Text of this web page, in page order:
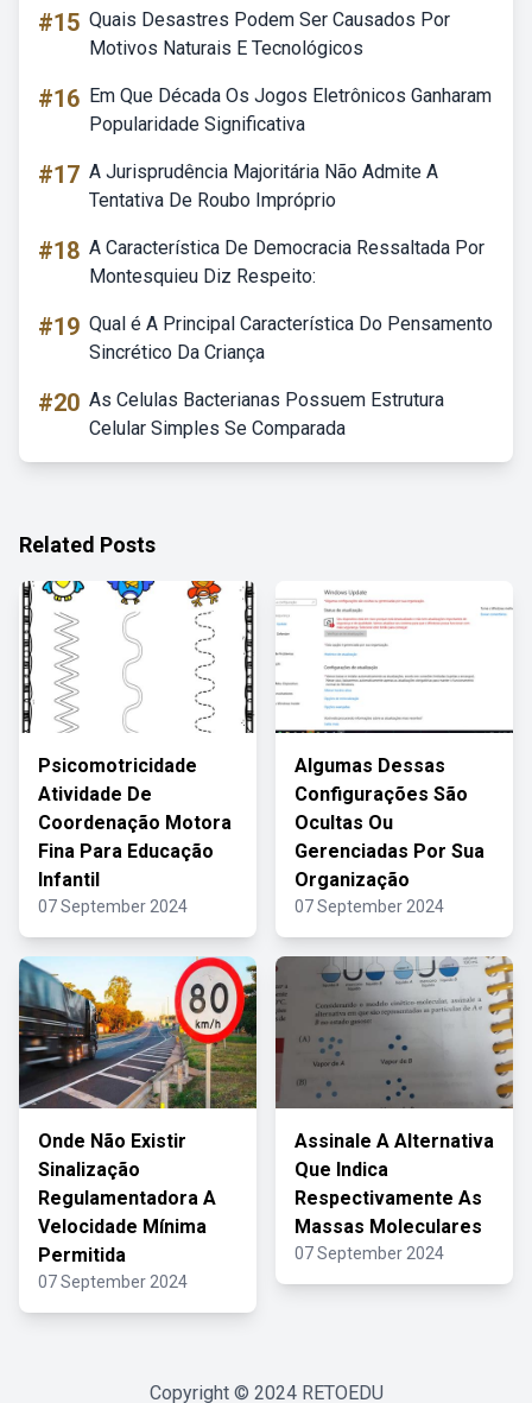
#15 Quais Desastres Podem Ser Causados Por
Motivos Naturais E Tecnológicos
#16 Em Que Década Os Jogos Eletrônicos Ganharam
Popularidade Significativa
#17 A Jurisprudência Majoritária Não Admite A
Tentativa De Roubo Impróprio
#18 A Característica De Democracia Ressaltada Por
Montesquieu Diz Respeito:
#19 Qual é A Principal Característica Do Pensamento
Sincrético Da Criança
#20 As Celulas Bacterianas Possuem Estrutura
Celular Simples Se Comparada
Related Posts
Psicomotricidade
Atividade De
Coordenação Motora
Fina Para Educação
Infantil
07 September 2024
Algumas Dessas
Configurações São
Ocultas Ou
Gerenciadas Por Sua
Organização
07 September 2024
Onde Não Existir
Sinalização
Regulamentadora A
Velocidade Mínima
Permitida
07 September 2024
Assinale A Alternativa
Que Indica
Respectivamente As
Massas Moleculares
07 September 2024
Copyright © 2024 RETOEDU